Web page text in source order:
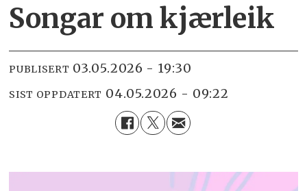
Songar om kjærleik
PUBLISERT 03.05.2026 - 19:30
SIST OPPDATERT 04.05.2026 - 09:22